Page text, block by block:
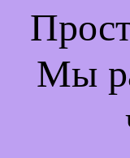
Мы